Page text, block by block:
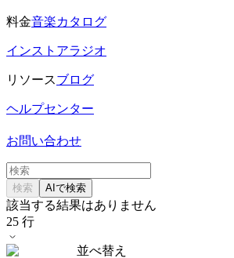
料金音楽カタログ
インストアラジオ
リソースブログ
ヘルプセンター
お問い合わせ
検索 AIで検索
該当する結果はありません
25 行
並べ替え